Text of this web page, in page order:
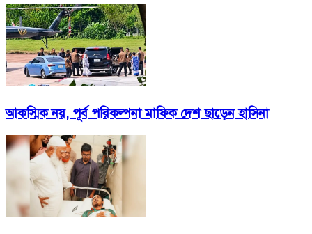
আকস্মিক নয়, পূর্ব পরিকল্পনা মাফিক দেশ ছাড়েন হাসিনা